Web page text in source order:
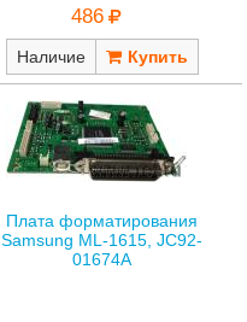
486
Наличие
Плата форматирования
Samsung ML-1615, JC92-
01674A